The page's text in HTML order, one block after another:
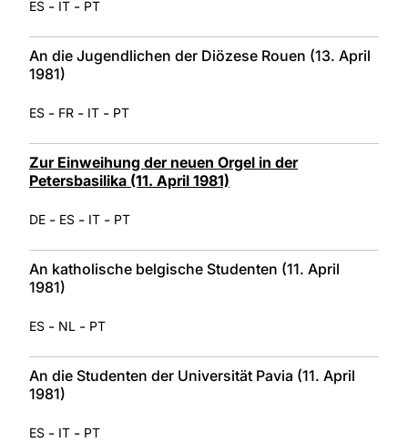
ES - IT - PT
An die Jugendlichen der Diözese Rouen (13. April
1981)
ES - FR - IT - PT
Zur Einweihung der neuen Orgel in der
Petersbasilika (11. April 1981)
DE - ES - IT - PT
An katholische belgische Studenten (11. April
1981)
ES - NL - PT
An die Studenten der Universität Pavia (11. April
1981)
ES - IT - PT